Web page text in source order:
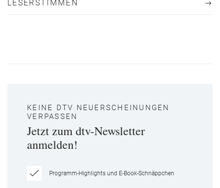
LESERSTIMMEN
KEINE DTV NEUERSCHEINUNGEN
VERPASSEN
Jetzt zum dtv-Newsletter
anmelden!
Programm-Highlights und E-Book-Schnäppchen